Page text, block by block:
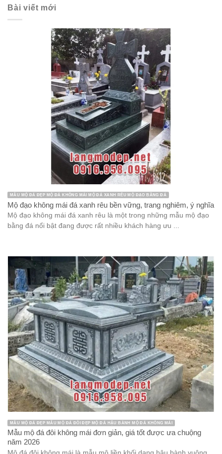
Bài viết mới
MẪU MỘ ĐÁ ĐẸP MỘ ĐÁ KHÔNG MÁI MỘ ĐÁ XANH RÊU MỘ ĐẠO BẰNG ĐÁ
Mộ đạo không mái đá xanh rêu bền vững, trang nghiêm, ý nghĩa
Mộ đạo không mái đá xanh rêu là một trong những mẫu mộ đạo
bằng đá nổi bật đang được rất nhiều khách hàng ưu ...
MẪU MỘ ĐÁ ĐẸP MẪU MỘ ĐÁ ĐÔI ĐẸP MỘ ĐÁ HẬU BÀNH MỘ ĐÁ KHÔNG MÁI
Mẫu mộ đá đôi không mái đơn giản, giá tốt được ưa chuộng
năm 2026